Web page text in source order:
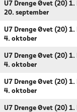
U7 Drenge Øvet (20) 1.
20. september
U7 Drenge Øvet (20) 1.
4. oktober
U7 Drenge Øvet (20) 1.
4. oktober
U7 Drenge Øvet (20) 1.
4. oktober
U7 Drenge Øvet (20) 1.